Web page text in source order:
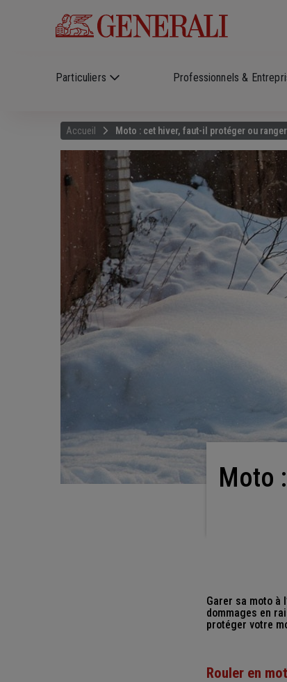
Particuliers Professionnels &
Accueil Moto : cet hiver, faut-il protéger ou
Moto : cet hiver, faut-il protéger ou ranger votre
Garer sa moto à
dommages en
protéger votre
Rouler en